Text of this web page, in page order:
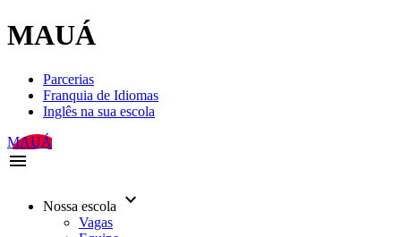
MAUÁ
Parcerias
Franquia de Idiomas
Inglês na sua escola
MAUÁ
menu
Nossa escola keyboard_arrow_down
Vagas